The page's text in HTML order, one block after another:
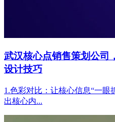
武汉核心点销售策划公司
设计技巧
1.色彩对比：让核心信息“一眼
出核心内...